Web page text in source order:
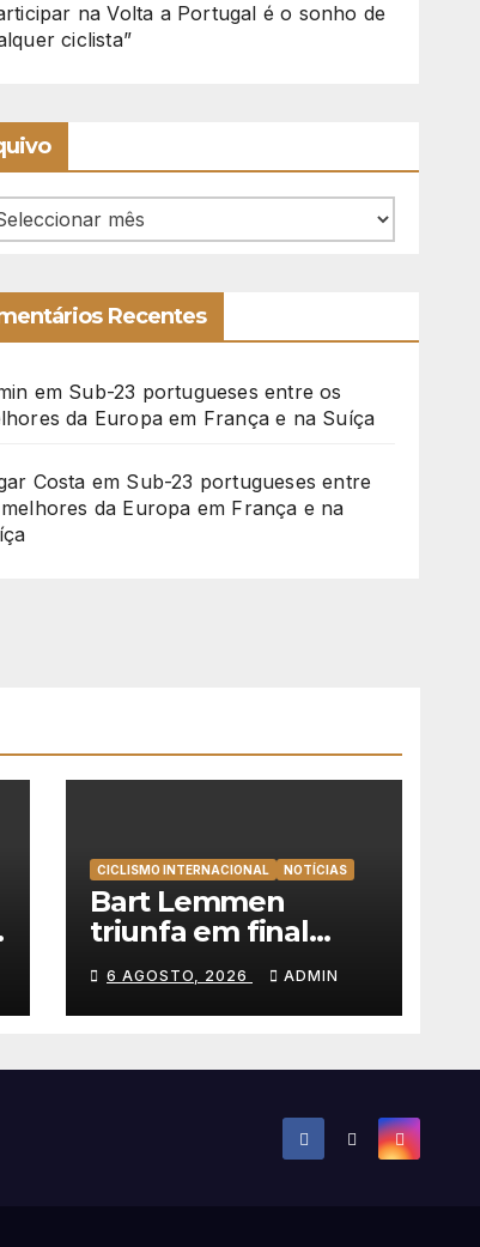
na Volta a Portugal é o sonho de
ciclista”
Recentes
em Sub-23 portugueses entre os
da Europa em França e na Suíça
Costa em Sub-23 portugueses entre
da Europa em França e na
CICLISMO INTERNACIONAL NOTÍCIAS
Bart Lemmen
triunfa em final
emocionante e
alcança a primeira
vitória da carreira na
6 AGOSTO, 2026 ADMIN